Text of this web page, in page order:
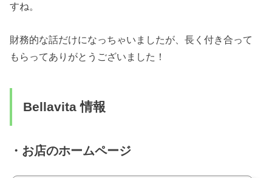
すね。
財務的な話だけになっちゃいましたが、長く付き合って
もらってありがとうございました！
Bellavita 情報
・お店のホームページ